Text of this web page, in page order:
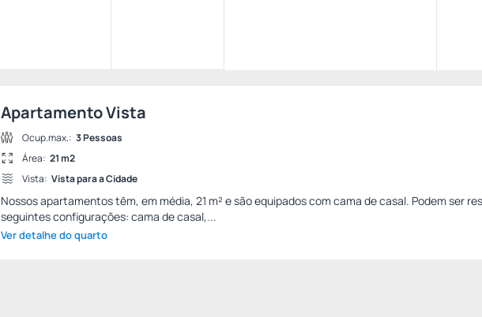
Apartamento Vista
Ocup.max.: 3 Pessoas
Área: 21 m2
Vista: Vista para a Cidade
Nossos apartamentos têm, em média, 21 m² e são equipados com cama de casal. Podem ser
seguintes configurações: cama de casal,...
Ver detalhe do quarto